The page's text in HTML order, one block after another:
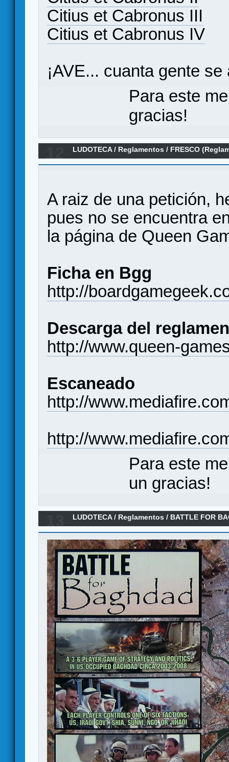
Citius et Cabronus III
Citius et Cabronus IV
¡AVE... cuanta gente
Para este
gracias!
LUDOTECA/ Reglamentos / FRESCO
A raiz de una petición,
pues no se encuentra
la página de Queen
Ficha en Bgg
http://
Descarga del
http://www.queen-
Escaneado
http://
http://
Para este
un gracias!
LUDOTECA/ Reglamentos / BATTLE FOR